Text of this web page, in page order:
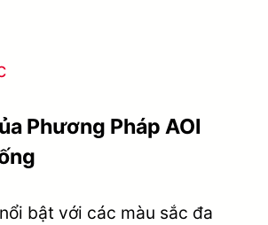
Phương Pháp AOI
bật với các màu sắc đa